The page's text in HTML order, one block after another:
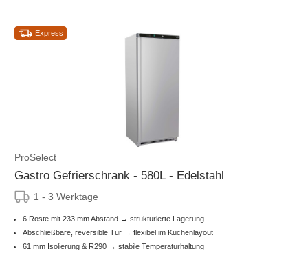
Express
ProSelect
Gastro Gefrierschrank - 580L - Edelstahl
1 - 3 Werktage
6 Roste mit 233 mm Abstand → strukturierte Lagerung
Abschließbare, reversible Tür → flexibel im Küchenlayout
61 mm Isolierung & R290 → stabile Temperaturhaltung